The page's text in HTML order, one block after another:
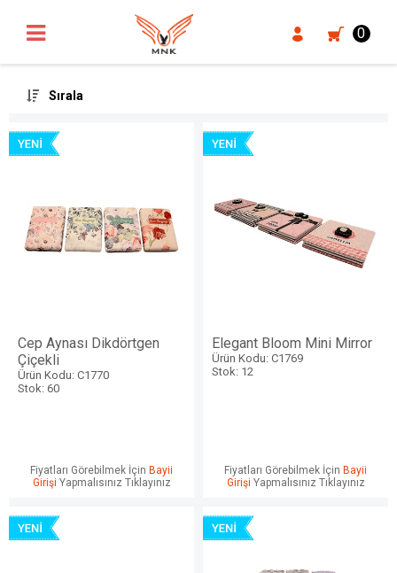
0
Sırala
Cep Aynası Dikdörtgen
Çiçekli
Ürün Kodu: C1770
Stok: 60
Fiyatları Görebilmek İçin Bayii
Girişi Yapmalısınız Tıklayınız
Elegant Bloom Mini Mirror
Ürün Kodu: C1769
Stok: 12
Fiyatları Görebilmek İçin Bayii
Girişi Yapmalısınız Tıklayınız